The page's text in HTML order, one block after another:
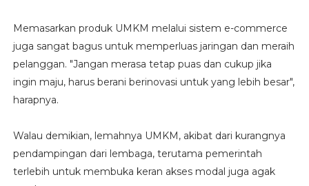
Memasarkan produk UMKM melalui sistem e-commerce
juga sangat bagus untuk memperluas jaringan dan meraih
pelanggan. "Jangan merasa tetap puas dan cukup jika
ingin maju, harus berani berinovasi untuk yang lebih besar",
harapnya.
Walau demikian, lemahnya UMKM, akibat dari kurangnya
pendampingan dari lembaga, terutama pemerintah
terlebih untuk membuka keran akses modal juga agak